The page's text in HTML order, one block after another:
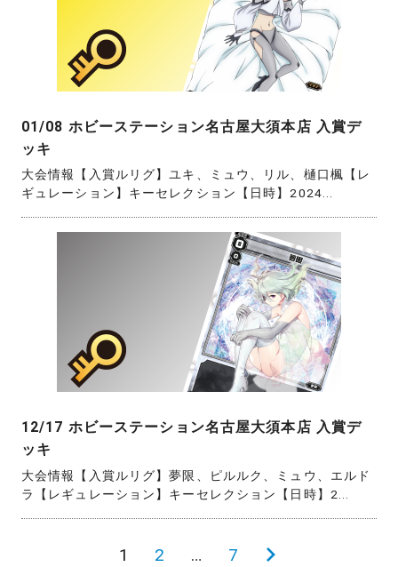
01/08 ホビーステーション名古屋大須本店 入賞デ
ッキ
大会情報【入賞ルリグ】ユキ、ミュウ、リル、樋口楓【レ
ギュレーション】キーセレクション【日時】2024...
12/17 ホビーステーション名古屋大須本店 入賞デ
ッキ
大会情報【入賞ルリグ】夢限、ピルルク、ミュウ、エルド
ラ【レギュレーション】キーセレクション【日時】2...
1 2 … 7 次